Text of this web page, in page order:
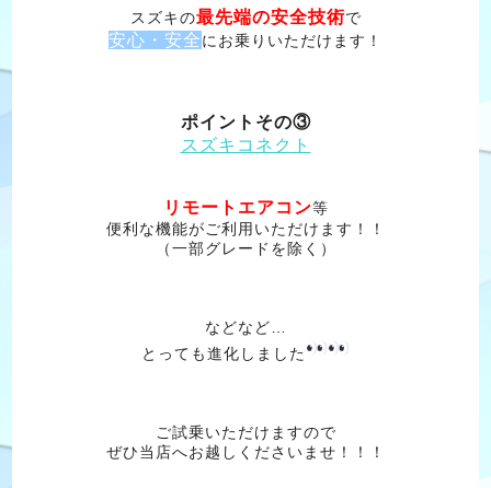
スズキの最先端の安全技術で
安心・安全にお乗りいただけます！
ポイントその③
スズキコネクト
リモートエアコン等
便利な機能がご利用いただけます！！
（一部グレードを除く）
などなど…
とっても進化しました
ご試乗いただけますので
ぜひ当店へお越しくださいませ！！！